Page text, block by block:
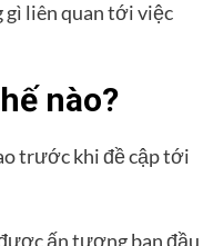
gì liên quan tới việc
nào?
trước khi đề cập tới
ấn tượng ban đầu